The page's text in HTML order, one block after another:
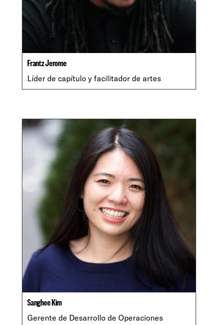
Frantz Jerome
Líder de capítulo y facilitador de artes
Sanghee Kim
Gerente de Desarrollo de Operaciones